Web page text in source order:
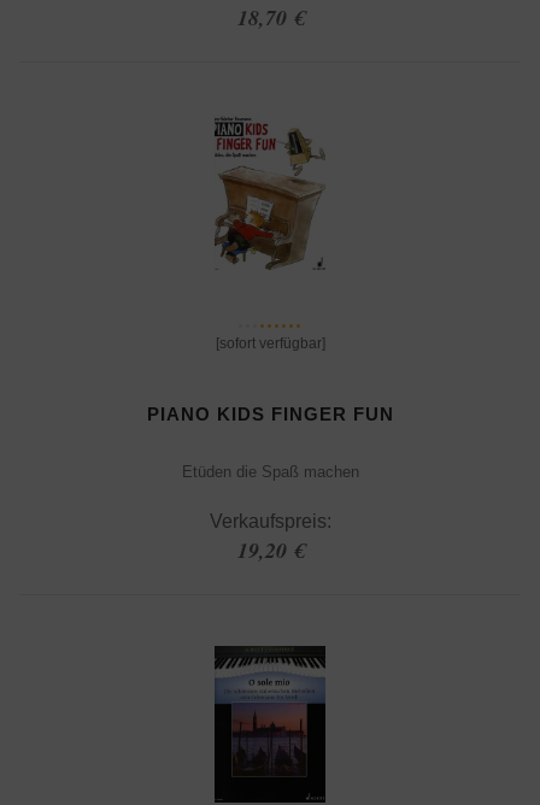
18,70 €
[sofort verfügbar]
PIANO KIDS FINGER FUN
Etüden die Spaß machen
Verkaufspreis:
19,20 €